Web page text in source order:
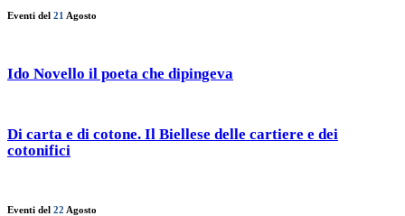
Eventi del 21 Agosto
Ido Novello il poeta che dipingeva
Di carta e di cotone. Il Biellese delle cartiere e dei
cotonifici
Eventi del 22 Agosto